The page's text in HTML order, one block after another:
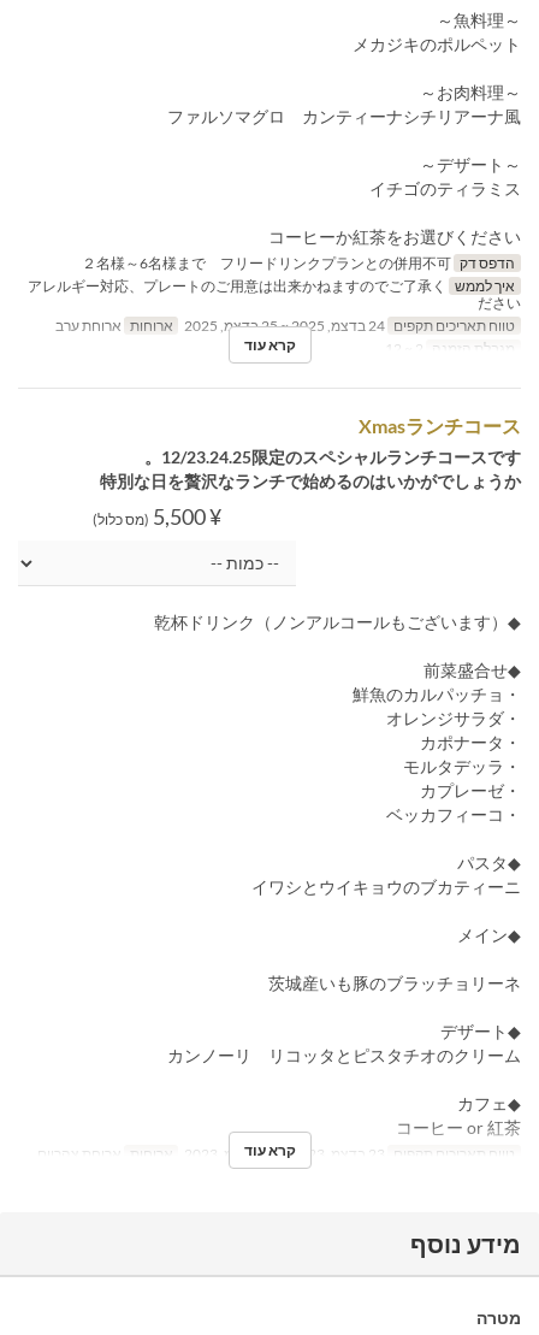
～魚料理～
メカジキのポルペット
～お肉料理～
ファルソマグロ カンティーナシチリアーナ風
～デザート～
イチゴのティラミス
コーヒーか紅茶をお選びください
הדפס דק
איך לממש
アレルギー対応、プレートのご用意は出来かねますのでご了承く
ださい
טווח תאריכים תקפים
ארוחות ארוחת ערב
מגבלת הזמנה
קרא עוד
Xmasランチコース
12/23.24.25限定のスペシャルランチコースです。
特別な日を贅沢なランチで始めるのはいかがでしょうか
¥ 5,500 (מס כלול)
◆乾杯ドリンク（ノンアルコールもございます）
◆前菜盛合せ
・鮮魚のカルパッチョ
・オレンジサラダ
・カポナータ
・モルタデッラ
・カプレーゼ
・ベッカフィーコ
◆パスタ
イワシとウイキョウのブカティーニ
◆メイン
茨城産いも豚のブラッチョリーネ
◆デザート
カンノーリ リコッタとピスタチオのクリーム
◆カフェ
コーヒー or 紅茶
טווח תאריכים תקפים ארוחות ארוחת צהריים קרא עוד
מידע נוסף
מטרה